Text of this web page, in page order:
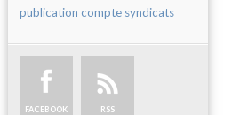
publication compte syndicats
FACEBOOK RSS